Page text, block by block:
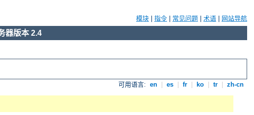
模块 指令 常见问题 术语 网站导航
器版本 2.4
可用语言: en es fr ko tr zh-cn